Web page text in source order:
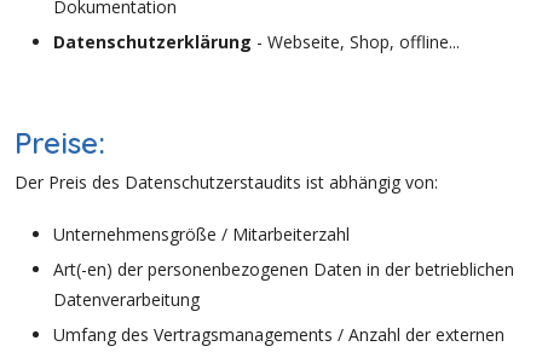
Dokumentation
Datenschutzerklärung - Webseite, Shop, offline...
Preise:
Der Preis des Datenschutzerstaudits ist abhängig von:
Unternehmensgröße / Mitarbeiterzahl
Art(-en) der personenbezogenen Daten in der betrieblichen
Datenverarbeitung
Umfang des Vertragsmanagements / Anzahl der externen